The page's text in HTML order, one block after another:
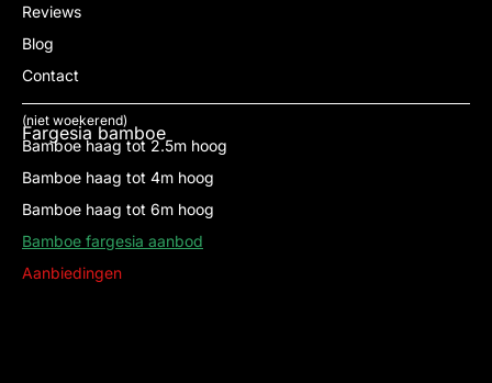
Reviews
Blog
Contact
Fargesia bamboe
(niet woekerend)
Bamboe haag tot 2.5m hoog
Bamboe haag tot 4m hoog
Bamboe haag tot 6m hoog
Bamboe fargesia aanbod
Aanbiedingen